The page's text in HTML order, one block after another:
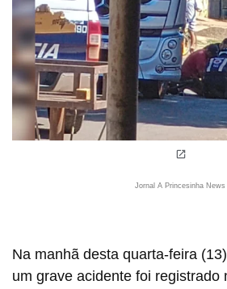
Jornal A Princesinha News
Na manhã desta quarta-feira
um grave acidente foi registrado